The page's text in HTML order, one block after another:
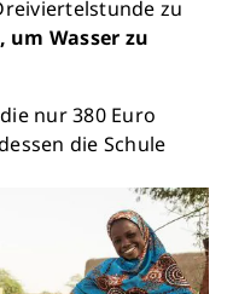
zu
um Wasser zu
nur 380 Euro
die Schule